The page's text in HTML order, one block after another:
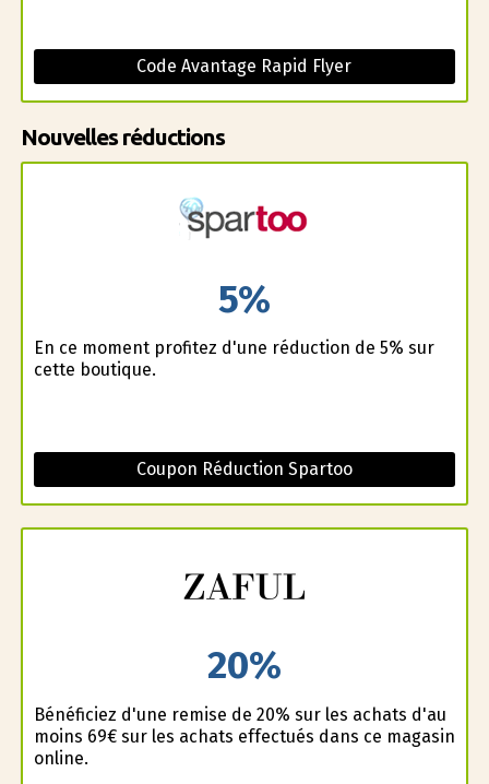
Code Avantage Rapid Flyer
Nouvelles réductions
5%
En ce moment profitez d'une réduction de 5% sur
cette boutique.
Coupon Réduction Spartoo
20%
Bénéficiez d'une remise de 20% sur les achats d'au
moins 69€ sur les achats effectués dans ce magasin
online.